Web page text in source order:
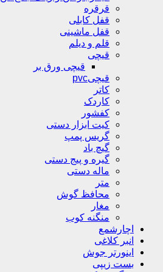
قرقره
قفل کابلی
قفل ماشینی
قلم و دیلم
قیچی
قیچی ورق بر
قیچیpvc
کاتر
کاردک
کفشور
کیت ابزار دستی
گریس پمپ
گیچ باد
گیره و پیج دستی
ماله دستی
متر
محافظ گوش
مغار
منگنه کوب
اچارشمع
انبر کلاغی
اینورتر جوش
بست زیپی